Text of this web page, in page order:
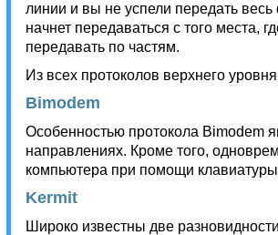
линии и вы не успели передать
начнет передаваться с того
передавать по частям.
Из всех протоколов верхнего
Bimodem
Особенностью протокола Bimodem
направлениях. Кроме того,
компьютера при помощи
Kermit
Широко известны две